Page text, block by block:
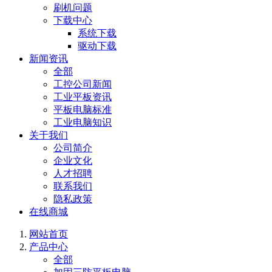
刷机问题
下载中心
系统下载
驱动下载
新闻资讯
全部
工控公司新闻
工业平板资讯
平板电脑标准
工业电脑知识
关于我们
公司简介
企业文化
人才招聘
联系我们
隐私政策
在线商城
网站首页
产品中心
全部